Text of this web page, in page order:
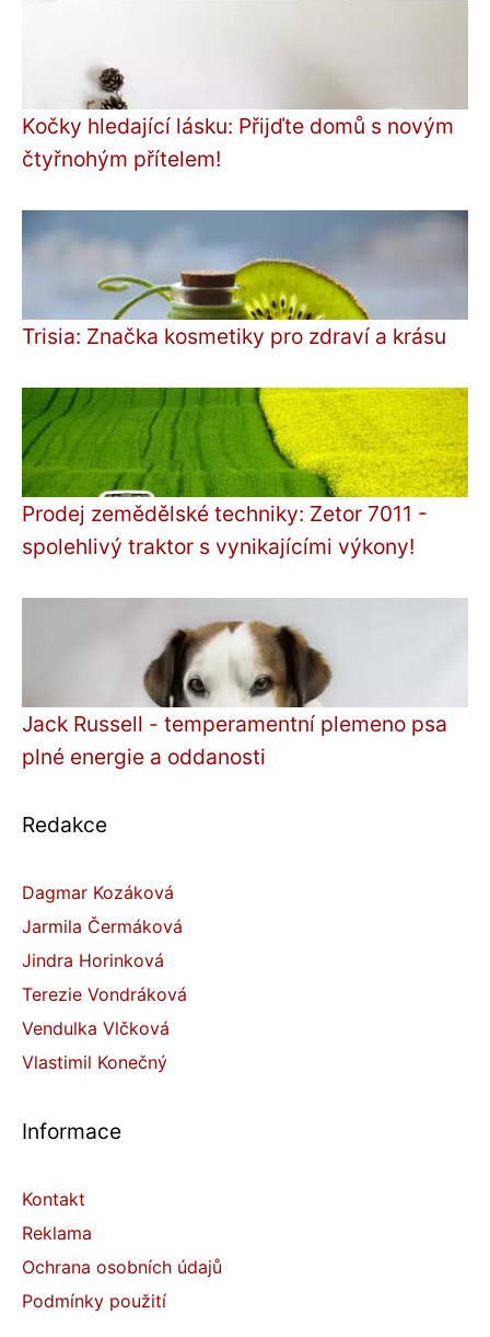
Kočky hledající lásku: Přijďte domů s novým
čtyřnohým přítelem!
Trisia: Značka kosmetiky pro zdraví a krásu
Prodej zemědělské techniky: Zetor 7011 -
spolehlivý traktor s vynikajícími výkony!
Jack Russell - temperamentní plemeno psa
plné energie a oddanosti
Redakce
Dagmar Kozáková
Jarmila Čermáková
Jindra Horinková
Terezie Vondráková
Vendulka Vlčková
Vlastimil Konečný
Informace
Kontakt
Reklama
Ochrana osobních údajů
Podmínky použití